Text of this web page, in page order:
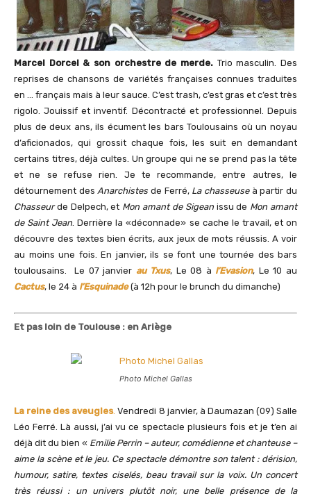
Marcel Dorcel & son orchestre de merde. Trio masculin. Des
reprises de chansons de variétés françaises connues traduites
en … français mais à leur sauce. C’est trash, c’est gras et c’est très
rigolo. Jouissif et inventif. Décontracté et professionnel. Depuis
plus de deux ans, ils écument les bars Toulousains où un noyau
d’aficionados, qui grossit chaque fois, les suit en demandant
certains titres, déjà cultes. Un groupe qui ne se prend pas la tête
et ne se refuse rien. Je te recommande, entre autres, le
détournement desAnarchistes de Ferré, La chasseuseà partir du
Chasseurde Delpech, et Mon amant de Sigeanissu de Mon amant
de Saint Jean. Derrière la «déconnade» se cache le travail, et on
découvre des textes bien écrits, aux jeux de mots réussis. A voir
au moins une fois. En janvier, ils se font une tournée des bars
toulousains. Le 07 janvier au Txus, Le 08 à l’Evasion, Le 10 au
Cactus, le 24 à l’Esquinade(à 12h pour le brunch du dimanche)
Et pas loin de Toulouse : en Ariège
Photo Michel Gallas
La reine des aveugles. Vendredi 8 janvier, à Daumazan (09) Salle
Léo Ferré. Là aussi, j’ai vu ce spectacle plusieurs fois et je t’en ai
déjà dit du bien « Emilie Perrin – auteur, comédienne et chanteuse –
aime la scène et le jeu. Ce spectacle démontre son talent : dérision,
humour, satire, textes ciselés, beau travail sur la voix. Un concert
très réussi : un univers plutôt noir, une belle présence de la